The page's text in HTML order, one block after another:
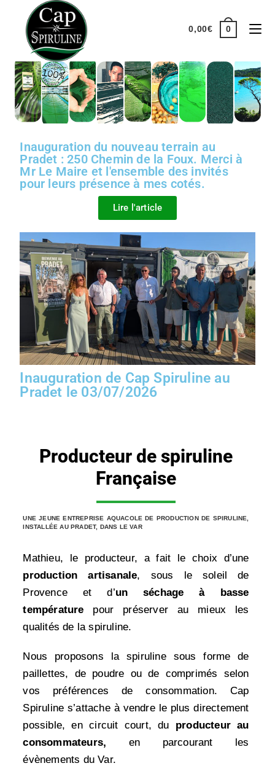
0,00€ 0
Inauguration du nouveau terrain au
Pradet : 250 Chemin de la Foux. Merci à
Mr Le Maire et l'ensemble des invités
pour leurs présence à mes cotés.
Lire l'article
Inauguration de Cap Spiruline au
Pradet le 03/07/2026
Producteur de spiruline
Française
UNE JEUNE ENTREPRISE AQUACOLE DE PRODUCTION DE SPIRULINE,
INSTALLÉE AU PRADET, DANS LE VAR
Mathieu, le producteur, a fait le choix d’une
production artisanale, sous le soleil de
Provence et d’un séchage à basse
température pour préserver au mieux les
qualités de la spiruline.
Nous proposons la spiruline sous forme de
paillettes, de poudre ou de comprimés selon
vos préférences de consommation. Cap
Spiruline s’attache à vendre le plus directement
possible, en circuit court, du producteur au
consommateurs, en parcourant les
évènements du Var.